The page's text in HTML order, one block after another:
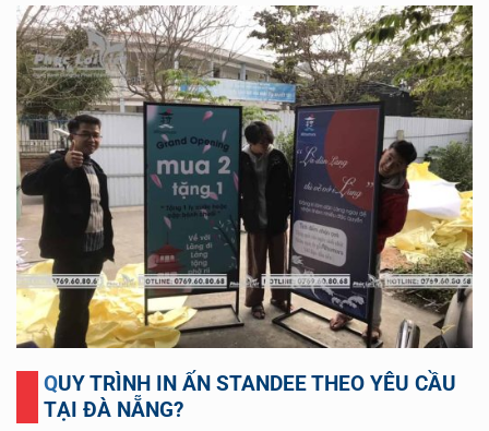
QUY TRÌNH IN ẤN STANDEE THEO YÊU CẦU
TẠI ĐÀ NẴNG?